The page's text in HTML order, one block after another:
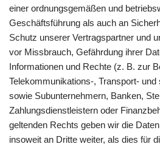
einer ordnungsgemäßen und
Geschäftsführung als auch an
Schutz unserer Vertragspartner und
vor Missbrauch, Gefährdung ihrer
Informationen und Rechte (z. B. zur
Telekommunikations-, Transport-
sowie Subunternehmern, Banken,
Zahlungsdienstleistern oder
geltenden Rechts geben wir die
insoweit an Dritte weiter, als dies für